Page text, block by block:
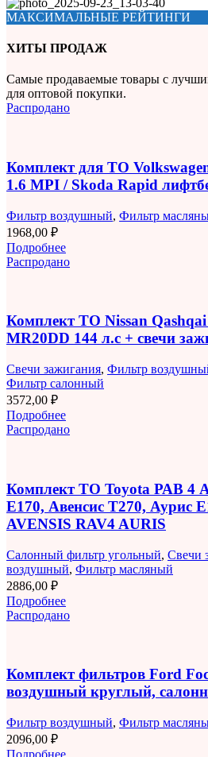
МАКСИМАЛЬНЫЕ РЕЙТИНГИ
ХИТЫ ПРОДАЖ
Самые продаваемые товары с
для оптовой покупки.
Распродано
Комплект для ТО
1.6 MPI / Skoda Rapid
Фильтр воздушный, Фильтр
1968,00 ₽
Подробнее
Распродано
Комплект ТО Nissan
MR20DD 144 л.с + свечи
Свечи зажигания, Фильтр
Фильтр салонный
3572,00 ₽
Подробнее
Распродано
Комплект ТО Toyota РАВ 4
E170, Авенсис T270, Аурис
AVENSIS RAV4 AURIS
Салонный фильтр угольный, Свечи
воздушный, Фильтр масляный
2886,00 ₽
Подробнее
Распродано
Комплект фильтров Ford
воздушный круглый,
Фильтр воздушный, Фильтр
2096,00 ₽
Подробнее